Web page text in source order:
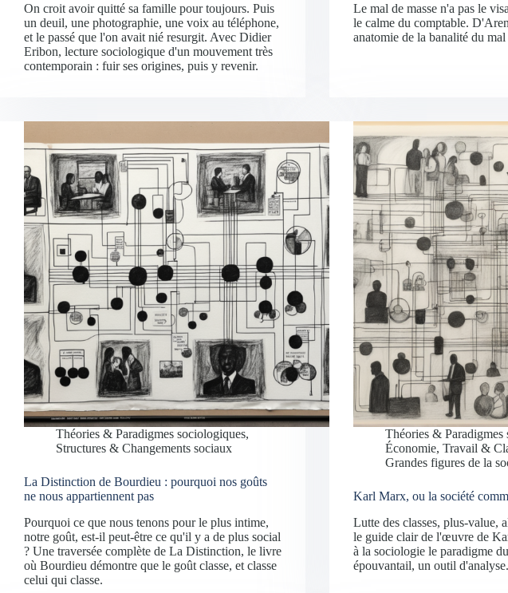
On croit avoir quitté sa famille pour toujours. Puis
un deuil, une photographie, une voix au téléphone,
et le passé que l'on avait nié resurgit. Avec Didier
Eribon, lecture sociologique d'un mouvement très
contemporain : fuir ses origines, puis y revenir.
Le mal de masse n'a pas le
le calme du comptable.
anatomie de la banalité du
Théories & Paradigmes sociologiques,
Structures & Changements sociaux
La Distinction de Bourdieu : pourquoi nos goûts
ne nous appartiennent pas
Pourquoi ce que nous tenons pour le plus intime,
notre goût, est-il peut-être ce qu'il y a de plus social
? Une traversée complète de La Distinction, le livre
où Bourdieu démontre que le goût classe, et classe
celui qui classe.
Théories & Paradigmes
Économie, Travail &
Grandes figures de la
Karl Marx, ou la société
Lutte des classes, plus-value,
le guide clair de l'œuvre de
à la sociologie le paradigme
épouvantail, un outil d'analyse.